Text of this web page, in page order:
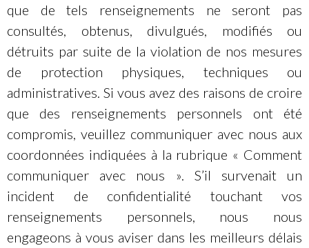
que de tels renseignements ne seront pas
consultés, obtenus, divulgués, modifiés ou
détruits par suite de la violation de nos mesures
de protection physiques, techniques ou
administratives. Si vous avez des raisons de croire
que des renseignements personnels ont été
compromis, veuillez communiquer avec nous aux
coordonnées indiquées à la rubrique « Comment
communiquer avec nous ». S’il survenait un
incident de confidentialité touchant vos
renseignements personnels, nous nous
engageons à vous aviser dans les meilleurs délais